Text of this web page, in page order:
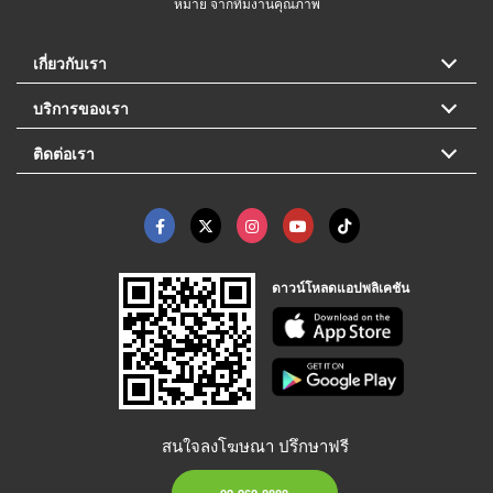
เกี่ยวกับเรา
บริการของเรา
ติดต่อเรา
ดาวน์โหลดแอปพลิเคชัน
สนใจลงโฆษณา ปรึกษาฟรี